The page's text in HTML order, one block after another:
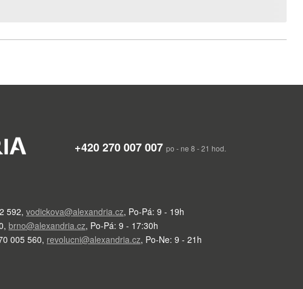
+420 270 007 007 po - ne 8 - 21 hod.
592, vodickova@alexandria.cz, Po-Pá: 9 - 19h
, brno@alexandria.cz, Po-Pá: 9 - 17:30h
005 560, revolucni@alexandria.cz, Po-Ne: 9 - 21h